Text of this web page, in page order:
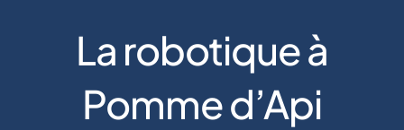
La robotique à
Pomme d’Api